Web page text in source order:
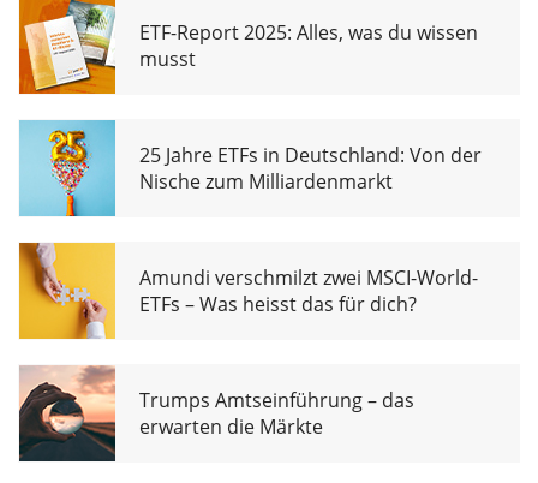
ETF-Report 2025: Alles, was du wissen
musst
25 Jahre ETFs in Deutschland: Von der
Nische zum Milliardenmarkt
Amundi verschmilzt zwei MSCI-World-
ETFs – Was heisst das für dich?
Trumps Amtseinführung – das
erwarten die Märkte